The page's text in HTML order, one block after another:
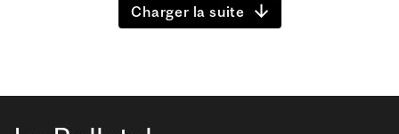
Charger la suite